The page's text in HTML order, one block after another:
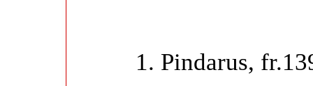
1. Pindarus,